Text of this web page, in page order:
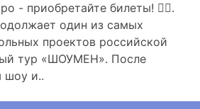
- приобретайте билеты! 👍🏻.
один из самых
проектов российской
тур «ШОУМЕН». После
шоу и..